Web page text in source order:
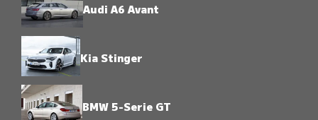
Audi A6 Avant
Kia Stinger
BMW 5-Serie GT